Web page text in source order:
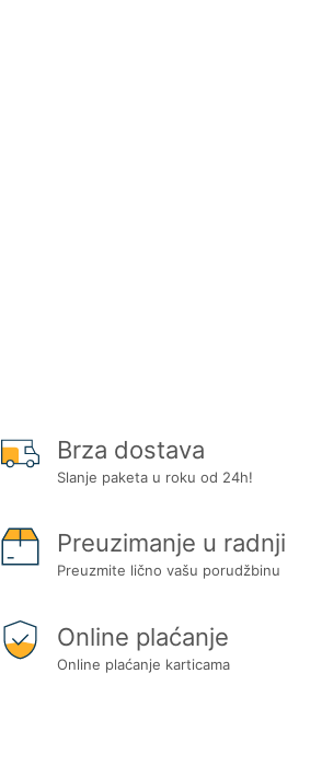
Brza dostava
Slanje paketa u roku od 24h!
Preuzimanje u radnji
Preuzmite lično vašu porudžbinu
Online plaćanje
Online plaćanje karticama